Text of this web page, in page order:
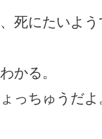
死にたいよう
かる。
っちゅうだよ